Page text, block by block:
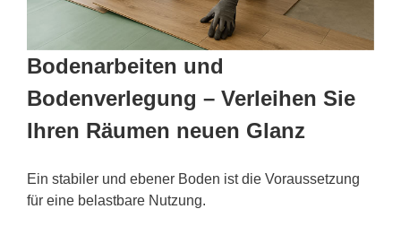
Bodenarbeiten und
Bodenverlegung – Verleihen Sie
Ihren Räumen neuen Glanz
Ein stabiler und ebener Boden ist die Voraussetzung
für eine belastbare Nutzung.